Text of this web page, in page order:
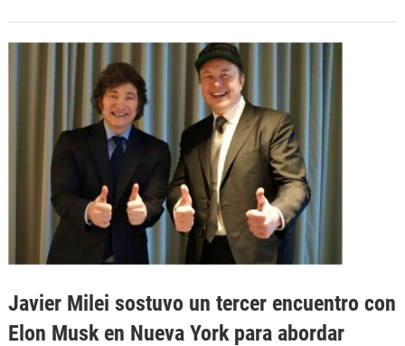
Javier Milei sostuvo un tercer encuentro con
Elon Musk en Nueva York para abordar